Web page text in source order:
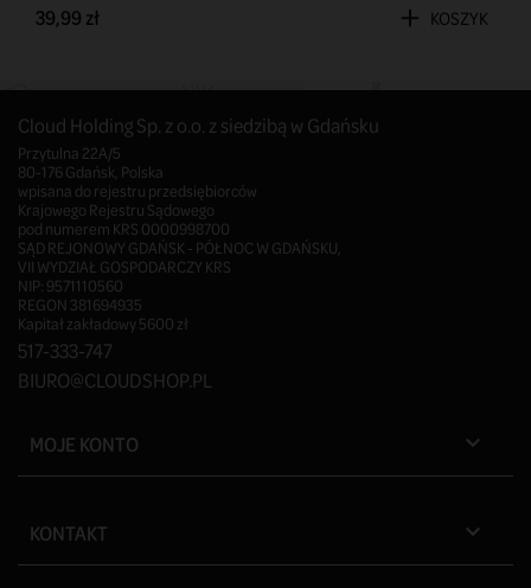
39,99 zł KOSZYK
Cloud Holding Sp. z o.o. z siedzibą w Gdańsku
Przytulna 22A/5
80-176 Gdańsk, Polska
wpisana do rejestru przedsiębiorców
Krajowego Rejestru Sądowego
pod numerem KRS 0000998700
SĄD REJONOWY GDAŃSK - PÓŁNOC W GDAŃSKU,
VII WYDZIAŁ GOSPODARCZY KRS
NIP: 9571110560
REGON 381694935
Kapitał zakładowy 5600 zł
517-333-747
BIURO@CLOUDSHOP.PL
MOJE KONTO 
KONTAKT 